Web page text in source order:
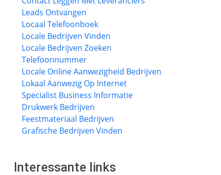
Leads Ontvangen
Locaal Telefoonboek
Locale Bedrijven Vinden
Locale Bedrijven Zoeken
Telefoonnummer
Locale Online Aanwezigheid Bedrijven
Lokaal Aanwezig Op Internet
Specialist Business Informatie
Drukwerk Bedrijven
Feestmateriaal Bedrijven
Grafische Bedrijven Vinden
Interessante links